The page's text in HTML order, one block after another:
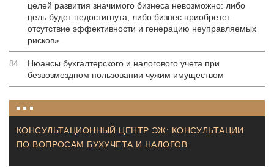
целей развития значимого бизнеса невозможно: либо
цель будет недостигнута, либо бизнес приобретет
отсутствие эффективности и генерацию неуправляемых
рисков»
84
Нюансы бухгалтерского и налогового учета при
безвозмездном пользовании чужим имуществом
КОНСУЛЬТАЦИОННЫЙ ЦЕНТР ЭЖ: КОНСУЛЬТАЦИИ
ПО ВОПРОСАМ БУХУЧЕТА И НАЛОГОВ